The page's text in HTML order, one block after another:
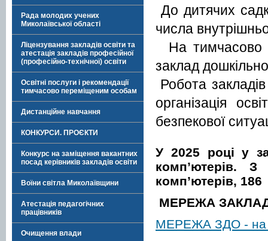
Рада молодих учених
Миколаївської області
Ліцензування закладів освіти та
атестація закладів професійної
(професійно-технічної) освіти
Освітні послуги і рекомендації
тимчасово переміщеним особам
Дистанційне навчання
КОНКУРСИ. ПРОЄКТИ
Конкурс на заміщення вакантних
посад керівників закладів освіти
Воїни світла Миколаївщини
Атестація педагогічних
працівників
Очищення влади
До дитячих
числа
На тимчасово
заклад
Робота
організація
безпекової
У 2025 році у
комп’ютерів.
комп’ютерів,
МЕРЕЖА
МЕРЕЖА ЗДО - на